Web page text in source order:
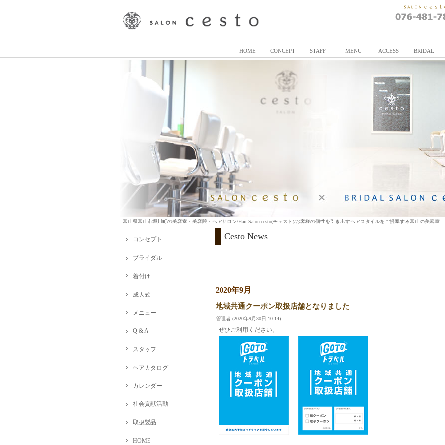
富山県富山市堀川町の美容室・美容院・ヘアサロン/Hair Salon cesto(チェスト)/お客様の個性を引き出すヘアスタイルをご提案する富山の美容室
HOME CONCEPT STAFF MENU ACCESS BRIDAL
Cesto News
2020年9月
地域共通クーポン取扱店舗となりました
管理者 (2020年9月30日 10:14)
ぜひご利用ください。
コンセプト
ブライダル
着付け
成人式
メニュー
Q & A
スタッフ
ヘアカタログ
カレンダー
社会貢献活動
取扱製品
HOME